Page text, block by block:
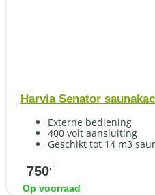
Harvia Senator
Externe bediening
400 volt aansluiting
Geschikt tot 14 m3
750,-
Op voorraad